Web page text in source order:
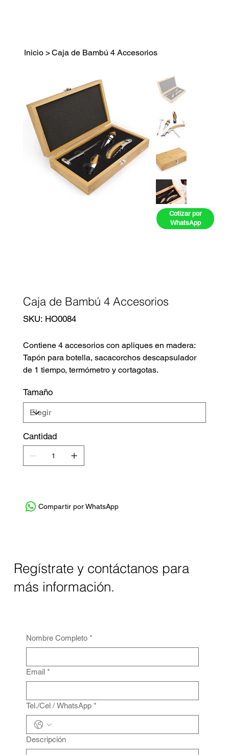
Inicio >Caja de Bambú 4 Accesorios
Caja de Bambú 4 Accesorios
SKU: SKU
HO0084
HO0084
Contiene 4 accesorios con apliques en madera:
Tapón para botella, sacacorchos descapsulador
de 1 tiempo, termómetro y cortagotas.
Tamaño
Cantidad
Compartir por WhatsApp
Regístrate y contáctanos para
más información.
Nombre Completo *
Email *
Tel./Cel / WhatsApp *
Descripción
Cotizar por
WhatsApp